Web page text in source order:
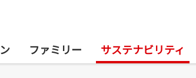
ファミリー サステナビリティ